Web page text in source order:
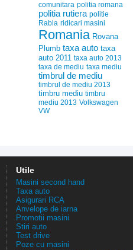
comunitara politia romana
politia rutiera politie
Rabla ridicari masini
Romania Rovana
Plumb taxa auto taxa
auto 2011 taxa auto 2013
taxa de mediu taxa mediu
timbrul de mediu
timbrul de mediu 2013
timbru mediu timbru
mediu 2013 Volkswagen
VW
Utile
Masini second hand
Taxa auto
Asigurari RCA
Anvelope de iarna
Promotii masini
Stiri auto
Test drive
Poze cu masini